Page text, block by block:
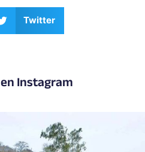
Twitter
Instagram